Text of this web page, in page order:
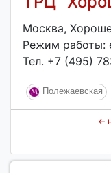
Москва,
Режим работы:
Тел. +7 (495)
Полежаевская
←